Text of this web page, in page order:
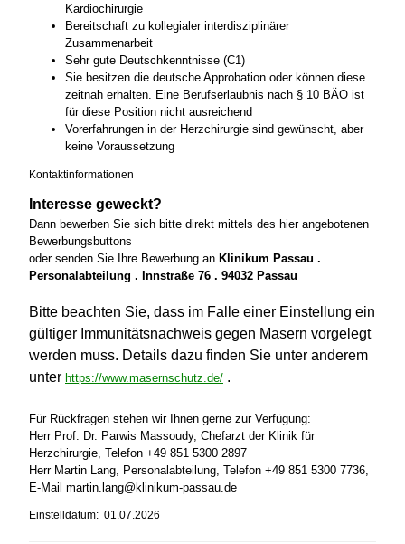
Kardiochirurgie
Bereitschaft zu kollegialer interdisziplinärer
Zusammenarbeit
Sehr gute Deutschkenntnisse (C1)
Sie besitzen die deutsche Approbation oder können diese
zeitnah erhalten. Eine Berufserlaubnis nach § 10 BÄO ist
für diese Position nicht ausreichend
Vorerfahrungen in der Herzchirurgie sind gewünscht, aber
keine Voraussetzung
Kontaktinformationen
Interesse geweckt?
Dann bewerben Sie sich bitte direkt mittels des hier angebotenen
Bewerbungsbuttons
oder senden Sie Ihre Bewerbung an Klinikum Passau .
Personalabteilung . Innstraße 76 . 94032 Passau
Bitte beachten Sie, dass im Falle einer Einstellung ein
gültiger Immunitätsnachweis gegen Masern vorgelegt
werden muss. Details dazu finden Sie unter anderem
unter https://www.masernschutz.de/ .
Für Rückfragen stehen wir Ihnen gerne zur Verfügung:
Herr Prof. Dr. Parwis Massoudy, Chefarzt der Klinik für
Herzchirurgie, Telefon +49 851 5300 2897
Herr Martin Lang, Personalabteilung, Telefon +49 851 5300 7736,
E-Mail martin.lang@klinikum-passau.de
Einstelldatum: 01.07.2026